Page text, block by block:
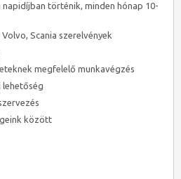
napidíjban történik, minden hónap 10-
Scania szerelvények
megfelelő munkavégzés
lehetőség
között